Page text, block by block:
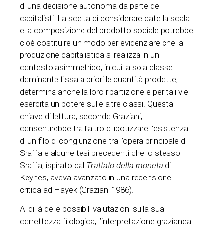
di una decisione autonoma da parte dei
capitalisti. La scelta di considerare date la scala
e la composizione del prodotto sociale potrebbe
cioè costituire un modo per evidenziare che la
produzione capitalistica si realizza in un
contesto asimmetrico, in cui la sola classe
dominante fissa a priori le quantità prodotte,
determina anche la loro ripartizione e per tali vie
esercita un potere sulle altre classi. Questa
chiave di lettura, secondo Graziani,
consentirebbe tra l’altro di ipotizzare l’esistenza
di un filo di congiunzione tra l’opera principale di
Sraffa e alcune tesi precedenti che lo stesso
Sraffa, ispirato dal Trattato della moneta di
Keynes, aveva avanzato in una recensione
critica ad Hayek (Graziani 1986).
Al di là delle possibili valutazioni sulla sua
correttezza filologica, l’interpretazione grazianea